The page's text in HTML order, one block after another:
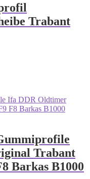
Trabant
Trabant
Barkas B1000